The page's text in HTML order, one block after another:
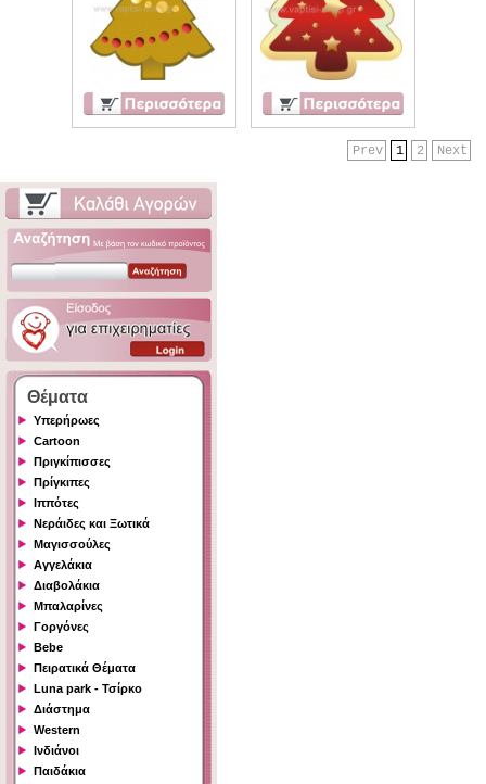
Next
2
1
Prev
Θέματα
Υπερήρωες
Cartoon
Πριγκίπισσες
Πρίγκιπες
Ιππότες
Νεράιδες και Ξωτικά
Μαγισσούλες
Αγγελάκια
Διαβολάκια
Μπαλαρίνες
Γοργόνες
Bebe
Πειρατικά Θέματα
Luna park - Τσίρκο
Διάστημα
Western
Ινδιάνοι
Παιδάκια